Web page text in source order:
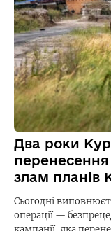
Два роки
злам планів
Сьогодні
операції —